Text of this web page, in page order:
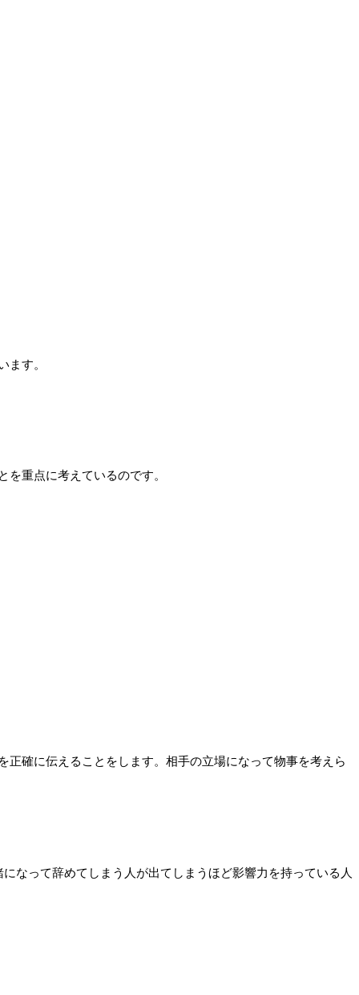
ます。
重点に考えているのです。
確に伝えることをします。相手の立場になって物事を考えら
なって辞めてしまう人が出てしまうほど影響力を持っている人